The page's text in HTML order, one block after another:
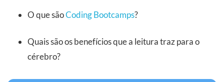
O que sãoCoding Bootcamps?
Quais são os benefícios que a leitura traz para o
cérebro?